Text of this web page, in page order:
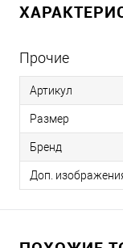
Прочие
Артикул
Размер
Бренд
Доп.